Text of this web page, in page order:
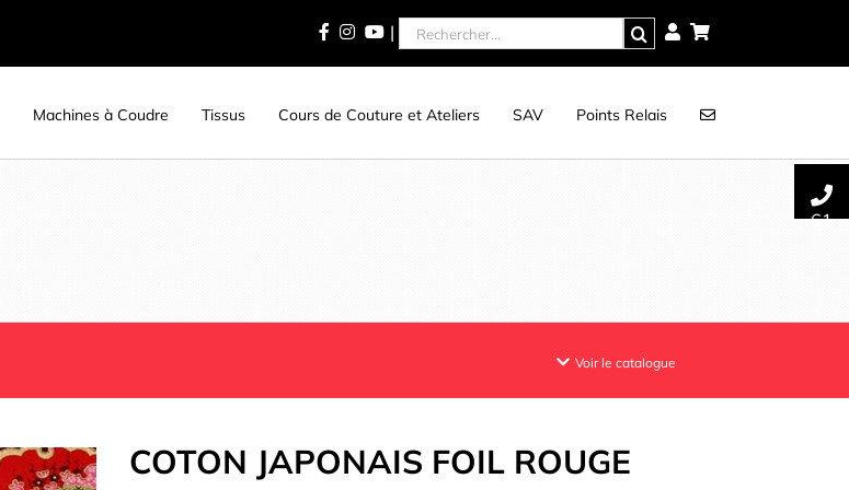
| Rechercher
Machines à Coudre Tissus Cours de Couture et Ateliers SAV Points Relais
61
Voir le catalogue
COTON JAPONAIS FOIL ROUGE